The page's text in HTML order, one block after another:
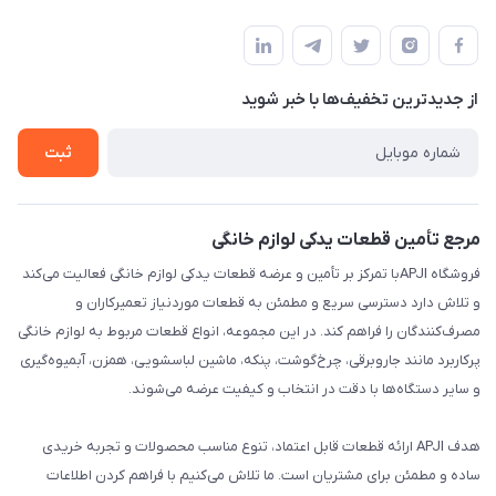
لیست محصولات
درباره ما
قوانین و مقررات
حریم خصوصی
راهنما
از جدید‌ترین تخفیف‌ها با‌ خبر شوید
ثبت
مرجع تأمین قطعات یدکی لوازم خانگی
فروشگاه APJIبا تمرکز بر تأمین و عرضه قطعات یدکی لوازم خانگی فعالیت می‌کند
و تلاش دارد دسترسی سریع و مطمئن به قطعات موردنیاز تعمیرکاران و
مصرف‌کنندگان را فراهم کند. در این مجموعه، انواع قطعات مربوط به لوازم خانگی
پرکاربرد مانند جاروبرقی، چرخ‌گوشت، پنکه، ماشین لباسشویی، همزن، آبمیوه‌گیری
و سایر دستگاه‌ها با دقت در انتخاب و کیفیت عرضه می‌شوند.
هدف APJI ارائه قطعات قابل اعتماد، تنوع مناسب محصولات و تجربه خریدی
ساده و مطمئن برای مشتریان است. ما تلاش می‌کنیم با فراهم کردن اطلاعات